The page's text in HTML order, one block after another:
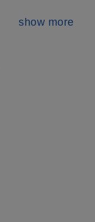
show more